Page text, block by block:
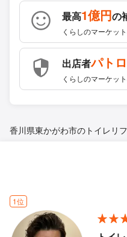
最高1億円の
くらしのマーケッ
出店者パト
くらしのマーケッ
香川県東かがわ市のトイレリ
1位